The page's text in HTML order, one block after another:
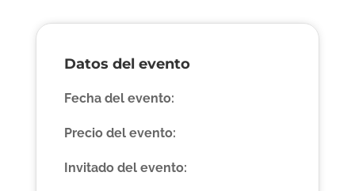
Datos del evento
Fecha del evento:
Precio del evento:
Invitado del evento: